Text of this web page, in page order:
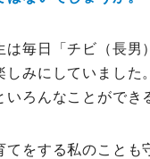
は毎日「チビ（長
しみにしていまし
いろんなことがで
てをする私のこと